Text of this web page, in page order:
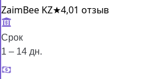
ZaimBee KZ★4,01 отзыв
Срок
1 – 14 дн.